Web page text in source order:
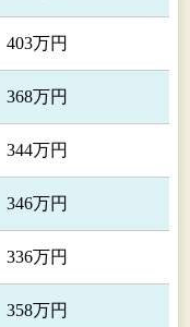
403万円
368万円
344万円
346万円
336万円
358万円